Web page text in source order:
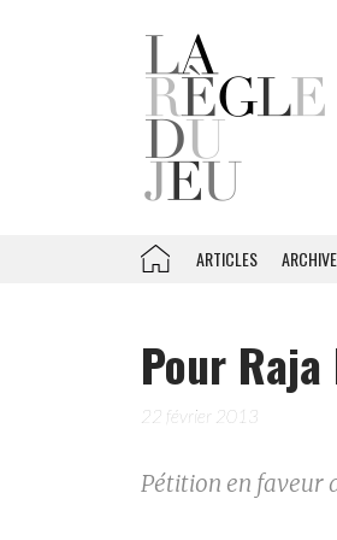
ARTICLES
Pour
22 février 2013
Pétition en faveur